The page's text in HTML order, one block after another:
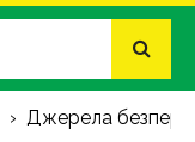
Джерела